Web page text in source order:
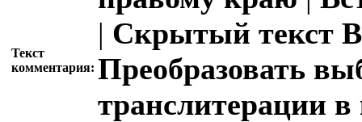
Текст
комментария:
| Скрытый текст
Преобразовать
транслитерации